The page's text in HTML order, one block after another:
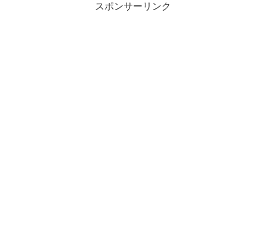
スポンサーリンク